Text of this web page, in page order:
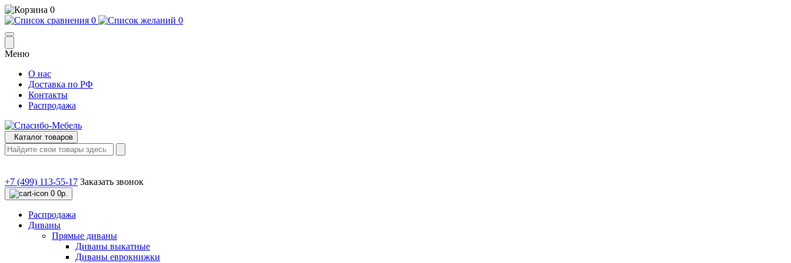
0
0
0
Меню
О нас
Доставка по РФ
Контакты
Распродажа
Каталог товаров
+7 (499) 113-55-17 Заказать звонок
0 0р.
Распродажа
Диваны
Прямые диваны
Диваны выкатные
Диваны еврокнижки